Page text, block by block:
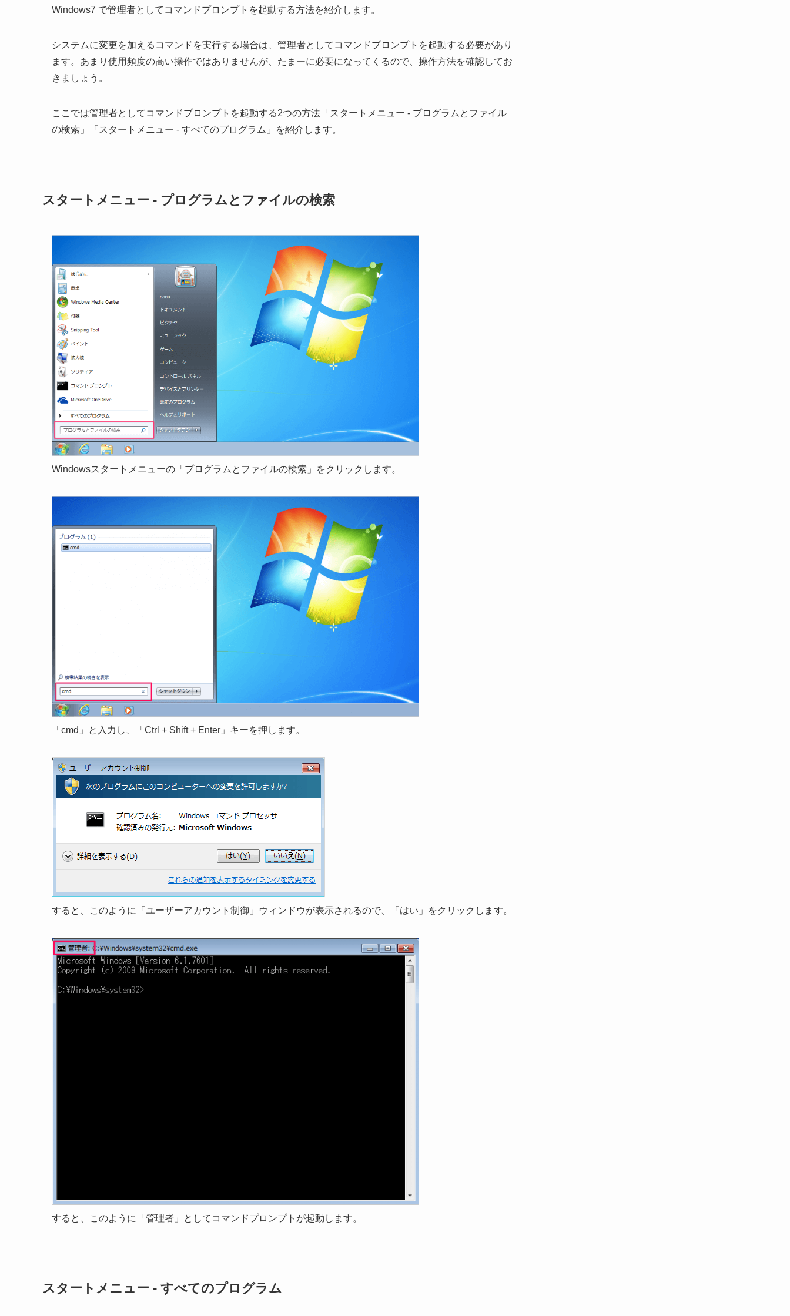
Windows7 で管理者としてコマンドプロンプトを起動する方法を紹介します。
システムに変更を加えるコマンドを実行する場合は、管理者としてコマンドプロンプトを起動する必要があり
ます。あまり使用頻度の高い操作ではありませんが、たまーに必要になってくるので、操作方法を確認してお
きましょう。
ここでは管理者としてコマンドプロンプトを起動する2つの方法「スタートメニュー - プログラムとファイル
の検索」「スタートメニュー - すべてのプログラム」を紹介します。
スタートメニュー - プログラムとファイルの検索
Windowsスタートメニューの「プログラムとファイルの検索」をクリックします。
「cmd」と入力し、「Ctrl + Shift + Enter」キーを押します。
すると、このように「ユーザーアカウント制御」ウィンドウが表示されるので、「はい」をクリックします。
すると、このように「管理者」としてコマンドプロンプトが起動します。
スタートメニュー - すべてのプログラム